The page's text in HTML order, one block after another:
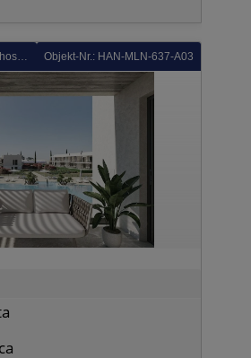
Sa Rapita: Obergeschoss-Wohnungen mit 2 Schlafzimmern, 2 Bädern, Dachterrasse, Klimaanlage und Gemeinschaftspool Objekt-Nr.: HAN-MLN-637-A03